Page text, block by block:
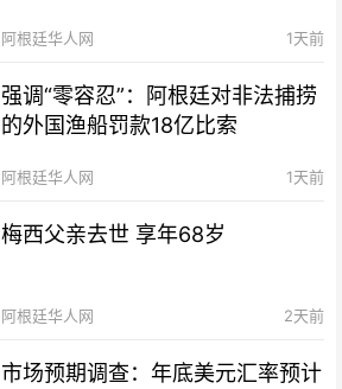
阿根廷华人网 1天前
强调“零容忍”：阿根廷对非法捕捞
的外国渔船罚款18亿比索
阿根廷华人网 1天前
梅西父亲去世 享年68岁
阿根廷华人网 2天前
市场预期调查：年底美元汇率预计